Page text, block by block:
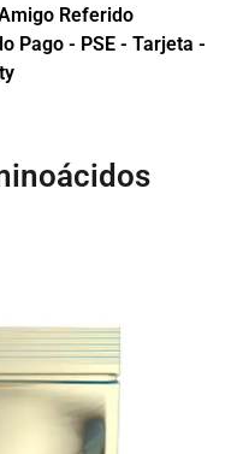
Referido
Pago - PSE - Tarjeta -